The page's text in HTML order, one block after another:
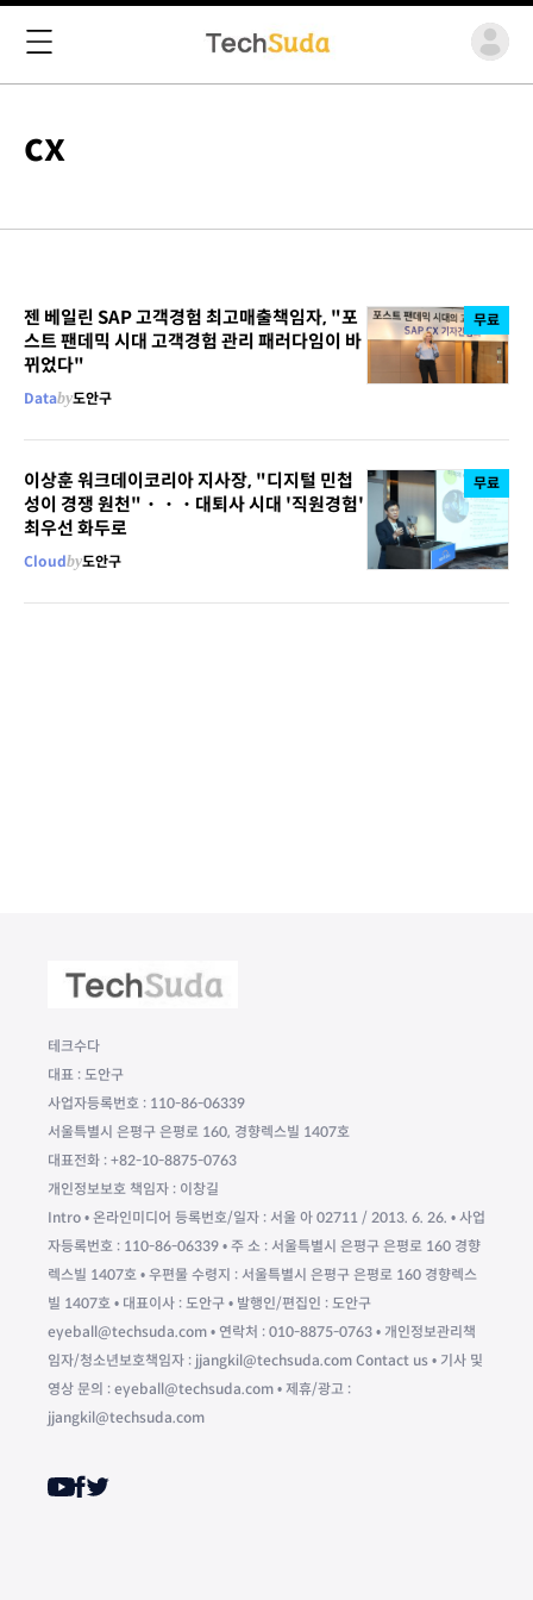
cx
젠 베일린 SAP 고객경험 최고매출책임자, "포
스트 팬데믹 시대 고객경험 관리 패러다임이 바
뀌었다"
Databy도안구
무료
이상훈 워크데이코리아 지사장, "디지털 민첩
성이 경쟁 원천"・・・대퇴사 시대 '직원경험'
최우선 화두로
Cloudby도안구
무료
테크수다
대표 : 도안구
사업자등록번호 : 110-86-06339
서울특별시 은평구 은평로 160, 경향렉스빌 1407호
대표전화 : +82-10-8875-0763
개인정보보호 책임자 : 이창길
Intro • 온라인미디어 등록번호/일자 : 서울 아 02711 / 2013. 6. 26. • 사업
자등록번호 : 110-86-06339 • 주 소 : 서울특별시 은평구 은평로 160 경향
렉스빌 1407호 • 우편물 수령지 : 서울특별시 은평구 은평로 160 경향렉스
빌 1407호 • 대표이사 : 도안구 • 발행인/편집인 : 도안구
eyeball@techsuda.com • 연락처 : 010-8875-0763 • 개인정보관리책
임자/청소년보호책임자 : jjangkil@techsuda.com Contact us • 기사 및
영상 문의 : eyeball@techsuda.com • 제휴/광고 :
jjangkil@techsuda.com